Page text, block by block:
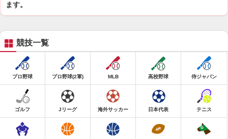
ます。
競技一覧
プロ野球 プロ野球(2軍) MLB 高校野球 侍ジャパン
ゴルフ Jリーグ 海外サッカー 日本代表 テニス